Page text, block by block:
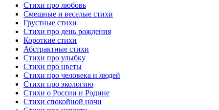
Стихи про любовь
Смешные и веселые стихи
Грустные стихи
Стихи про день рождения
Короткие стихи
Абстрактные стихи
Стихи про улыбку
Стихи про цветы
Стихи про человека и людей
Стихи про экологию
Стихи о России и Родине
Стихи спокойной ночи